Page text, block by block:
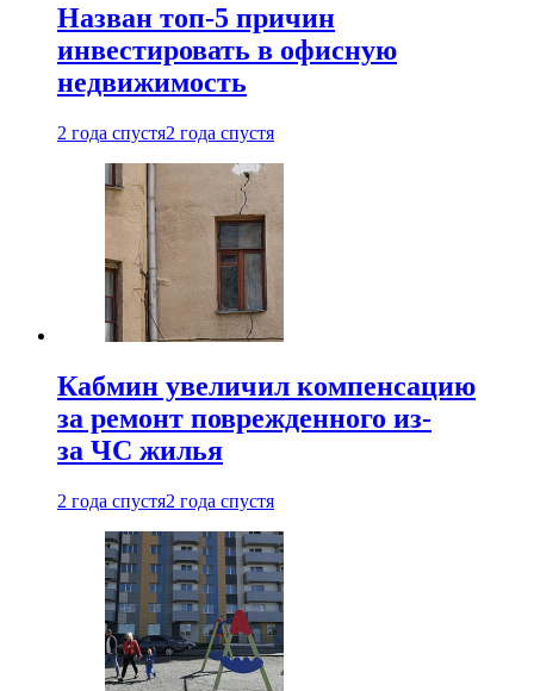
Назван топ-5 причин
инвестировать в офисную
недвижимость
2 года спустя2 года спустя
Кабмин увеличил компенсацию
за ремонт поврежденного из-
за ЧС жилья
2 года спустя2 года спустя